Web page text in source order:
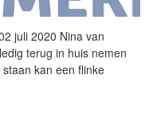
juli 2020 Nina van
terug in huis nemen
kan een flinke